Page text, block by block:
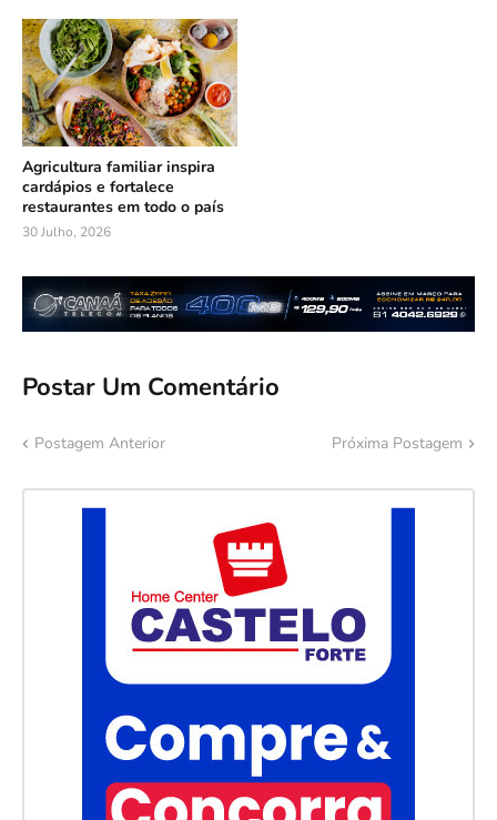
Agricultura familiar inspira
cardápios e fortalece
restaurantes em todo o país
30 Julho, 2026
Postar Um Comentário
Postagem Anterior Próxima Postagem